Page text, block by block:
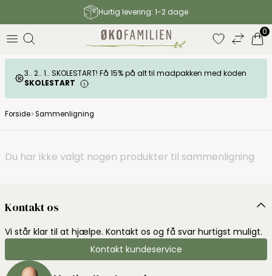
Hurtig levering: 1-2 dage
0
3.. 2.. 1.. SKOLESTART! Få 15% på alt til madpakken med koden
SKOLESTART
Forside Sammenligning
Du har ikke valgt nogen produkter til sammenligning
Kontakt os
Vi står klar til at hjælpe. Kontakt os og få svar hurtigst muligt.
Kontakt kundeservice